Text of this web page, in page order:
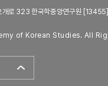
개로 323 한국학중앙연구원 [13455]
of Korean Studies. All